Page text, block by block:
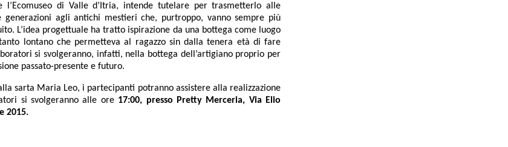
di Valle d’Itria, intende tutelare per trasmetterlo alle
agli antichi mestieri che, purtroppo, vanno sempre più
L’idea progettuale ha tratto ispirazione da una bottega come luogo
lontano che permetteva al ragazzo sin dalla tenera età di fare
si svolgeranno, infatti, nella bottega dell’artigiano proprio per
passato-presente e futuro.
sarta Maria Leo, i partecipanti potranno assistere alla realizzazione
si svolgeranno alle ore 17:00, presso Pretty Merceria, Via Elio
2015.